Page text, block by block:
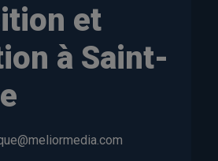
et
à Saint-
@meliormedia.com